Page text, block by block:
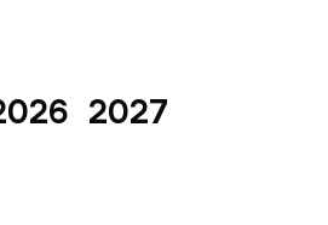
2027